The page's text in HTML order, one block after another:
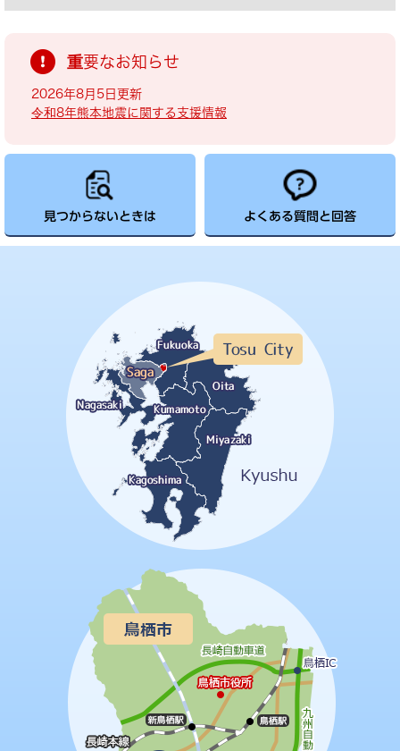
重要なお知らせ
2026年8月5日更新
令和8年熊本地震に関する支援情報
見つからないときは よくある質問と回答